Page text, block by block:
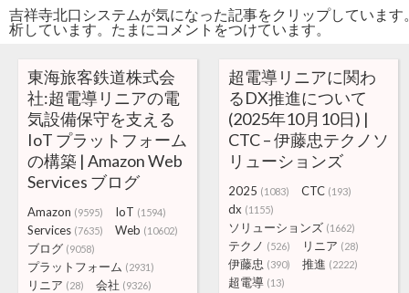
吉祥寺北口システムが気になった記事をクリップしていま
析しています。たまにコメントをつけています。
東海旅客鉄道株式会
社:超電導リニアの電
気設備保守を支える
IoT プラットフォーム
の構築 | Amazon Web
Services ブログ
Amazon (9595) IoT (1594)
Services (7635) Web (10602)
ブログ (9058)
プラットフォーム (2931)
リニア (28) 会社 (9326)
超電導リニアに関わ
るDX推進について
(2025年10月10日) |
CTC – 伊藤忠テクノソ
リューションズ
2025 (1083) CTC (193)
dx (1155)
ソリューションズ (1662)
テクノ (526) リニア (28)
伊藤忠 (390) 推進 (2222)
超電導 (13)